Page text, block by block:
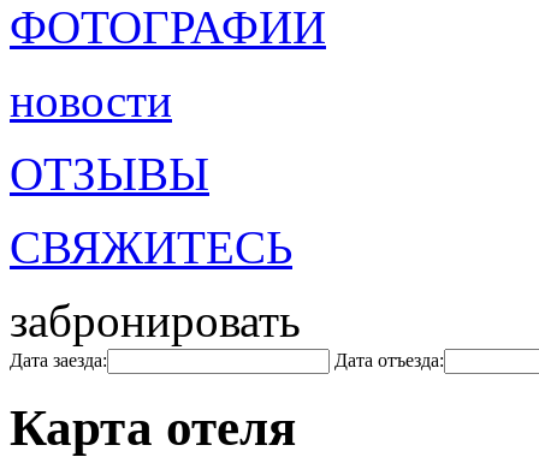
ФОТОГРАФИИ
новости
ОТЗЫВЫ
СВЯЖИТЕСЬ
забронировать
Дата заезда: Дата отъезда:
Карта отеля